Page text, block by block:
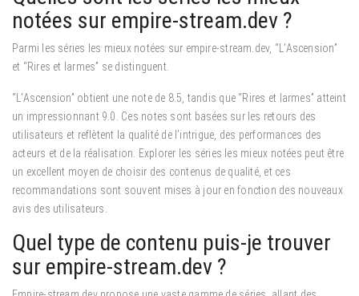
notées sur empire-stream.dev ?
Parmi les séries les mieux notées sur empire-stream.dev, “L’Ascension”
et “Rires et larmes” se distinguent.
“L’Ascension” obtient une note de 8.5, tandis que “Rires et larmes” atteint
un impressionnant 9.0. Ces notes sont basées sur les retours des
utilisateurs et reflètent la qualité de l’intrigue, des performances des
acteurs et de la réalisation. Explorer les séries les mieux notées peut être
un excellent moyen de choisir des contenus de qualité, et ces
recommandations sont souvent mises à jour en fonction des nouveaux
avis des utilisateurs.
Quel type de contenu puis-je trouver
sur empire-stream.dev ?